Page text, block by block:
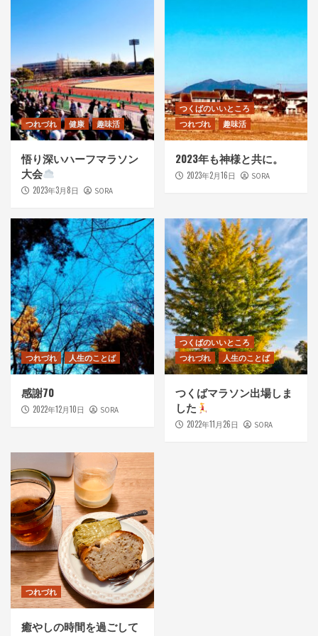
つれづれ 健康 趣味活
悟り深いハーフマラソン
大会
2023年3月8日 SORA
つくばのいいところ
つれづれ
趣味活
2023年も神様と共に。
2023年2月16日 SORA
つれづれ 人生のことば
感謝70
2022年12月10日 SORA
つくばのいいところ
つれづれ
人生のことば
つくばマラソン出場しま
した
2022年11月26日 SORA
つれづれ
癒やしの時間を過ごして